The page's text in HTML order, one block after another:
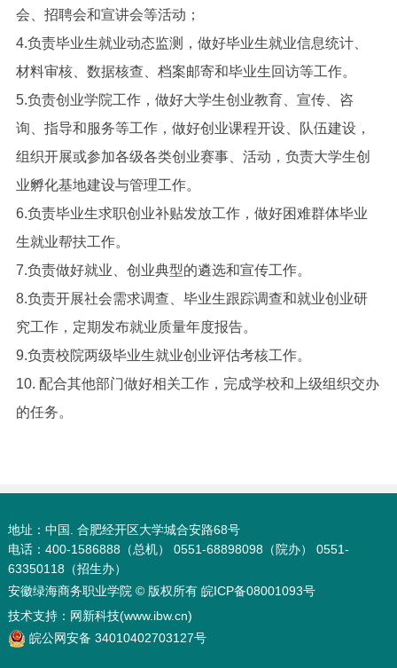
会、招聘会和宣讲会等活动；
4.负责毕业生就业动态监测，做好毕业生就业信息统计、
材料审核、数据核查、档案邮寄和毕业生回访等工作。
5.负责创业学院工作，做好大学生创业教育、宣传、咨
询、指导和服务等工作，做好创业课程开设、队伍建设，
组织开展或参加各级各类创业赛事、活动，负责大学生创
业孵化基地建设与管理工作。
6.负责毕业生求职创业补贴发放工作，做好困难群体毕业
生就业帮扶工作。
7.负责做好就业、创业典型的遴选和宣传工作。
8.负责开展社会需求调查、毕业生跟踪调查和就业创业研
究工作，定期发布就业质量年度报告。
9.负责校院两级毕业生就业创业评估考核工作。
10. 配合其他部门做好相关工作，完成学校和上级组织交办
的任务。
地址：中国. 合肥经开区大学城合安路68号
电话：400-1586888（总机） 0551-68898098（院办） 0551-
63350118（招生办）
安徽绿海商务职业学院 © 版权所有 皖ICP备08001093号
技术支持： 网新科技(www.ibw.cn)
皖公网安备 34010402703127号